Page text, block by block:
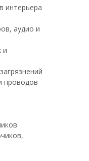
интерьера
аудио и
и
проводов